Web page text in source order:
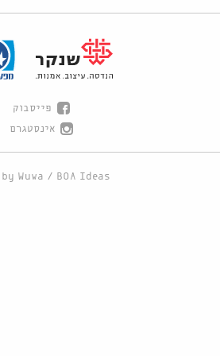
פייסבוק
אינסטגרם
Wuwa / BOA Ideas